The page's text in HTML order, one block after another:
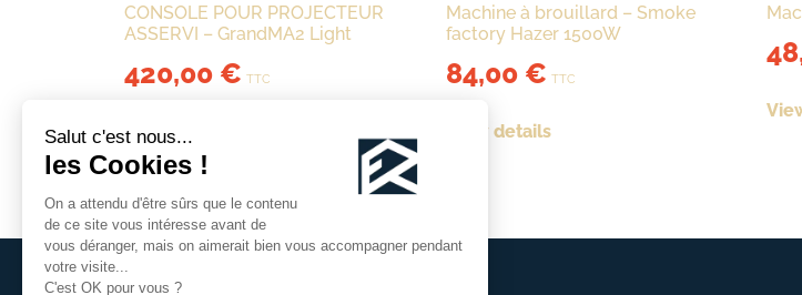
CONSOLE POUR PROJECTEUR
ASSERVI – GrandMA2 Light
420,00 € TTC
View details
Machine à brouillard – Smoke
factory Hazer 1500W
84,00 € TTC
View details